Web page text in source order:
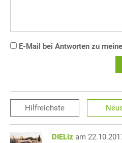
E-Mail bei Antworten zu
Hilfreichste
DIELiz am